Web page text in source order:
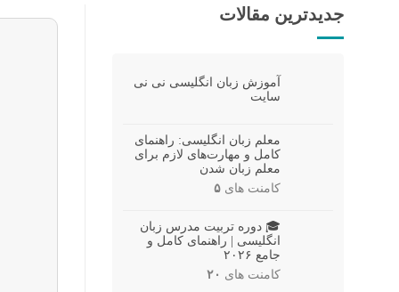
جدیدترین مقالات
آموزش زبان انگلیسی نی نی
سایت
معلم زبان انگلیسی: راهنمای
کامل و مهارت‌های لازم برای
معلم زبان شدن
کامنت های ۵
🎓 دوره تربیت مدرس زبان
انگلیسی | راهنمای کامل و
جامع ۲۰۲۶
کامنت های ۲۰